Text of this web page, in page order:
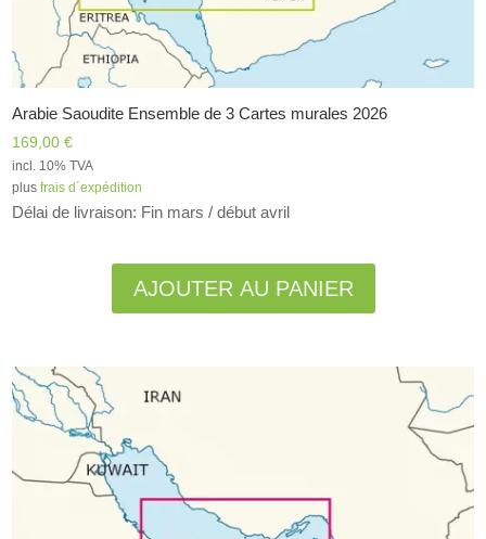
Arabie Saoudite Ensemble de 3 Cartes murales 2026
169,00€
incl. 10% TVA
plusfrais d´expédition
Délai de livraison: Fin mars / début avril
AJOUTER AU PANIER